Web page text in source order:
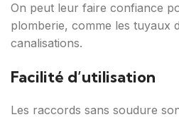
On peut leur faire confiance
plomberie, comme les tuyaux
canalisations.
Facilité d’utilisation
Les raccords sans soudure